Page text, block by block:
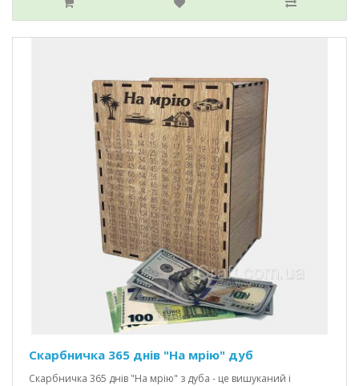
Скарбничка 365 днів "На мрію" дуб
Скарбничка 365 днів "На мрію" з дуба - це вишуканий і